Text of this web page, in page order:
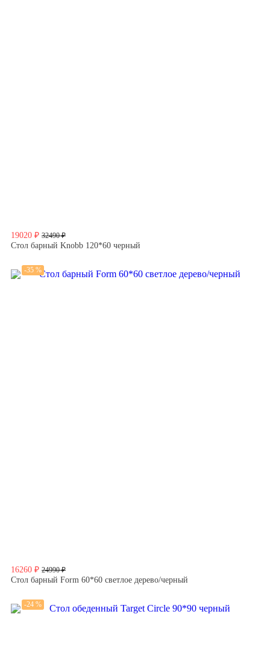
19020 ₽ 32490 ₽
Стол барный Knobb 120*60 черный
16260 ₽ 24990 ₽
-35 %
Стол барный Form 60*60 светлое дерево/черный
-24 %